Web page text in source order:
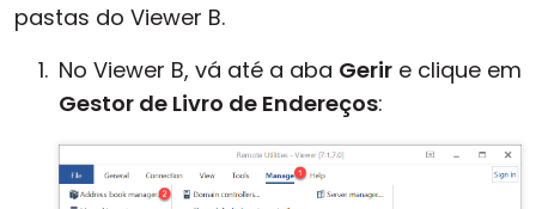
pastas do Viewer B.
No Viewer B, vá até a aba Gerir e clique em
Gestor de Livro de Endereços: